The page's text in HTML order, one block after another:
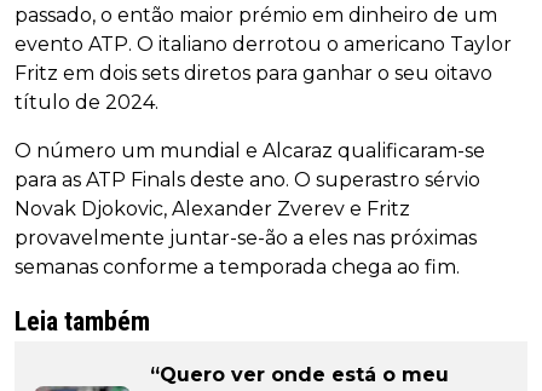
passado, o então maior prémio em dinheiro de um
evento ATP. O italiano derrotou o americano Taylor
Fritz em dois sets diretos para ganhar o seu oitavo
título de 2024.
O número um mundial e Alcaraz qualificaram-se
para as ATP Finals deste ano. O superastro sérvio
Novak Djokovic, Alexander Zverev e Fritz
provavelmente juntar-se-ão a eles nas próximas
semanas conforme a temporada chega ao fim.
Leia também
“Quero ver onde está o meu